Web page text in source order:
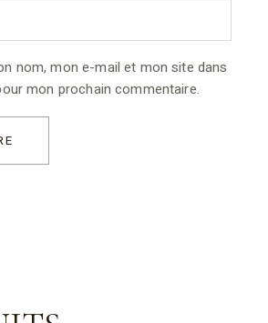
nom, mon e-mail et mon site dans
mon prochain commentaire.